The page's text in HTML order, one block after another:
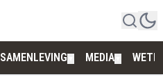
SAMENLEVING MEDIA